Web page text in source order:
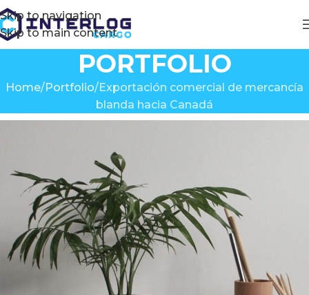
Skip to navigation
Skip to main content
PORTFOLIO
Home Portfolio Exportación comercial de mercancía
blanda hacia Canadá